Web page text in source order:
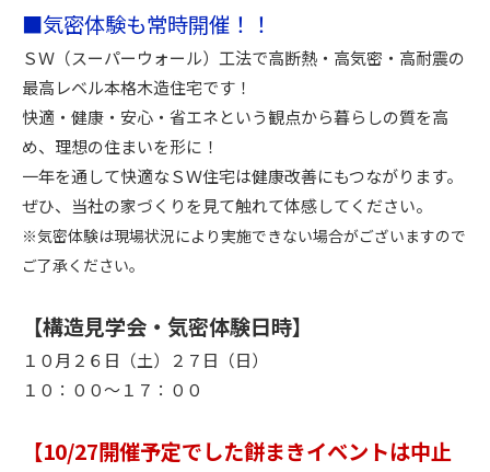
■気密体験も常時開催！！
ＳＷ（スーパーウォール）工法で高断熱・高気密・高耐震の
最高レベル本格木造住宅です！
快適・健康・安心・省エネという観点から暮らしの質を高
め、理想の住まいを形に！
一年を通して快適なＳＷ住宅は健康改善にもつながります。
ぜひ、当社の家づくりを見て触れて体感してください。
※気密体験は現場状況により実施できない場合がございますので
ご了承ください。
【構造見学会・気密体験日時】
１０月２６日（土）２７日（日）
１０：００～１７：００
【10/27開催予定でした餅まきイベントは中止